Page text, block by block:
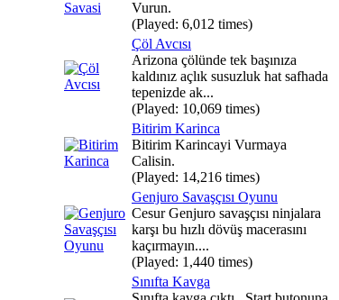
Vurun.
(Played: 6,012 times)
Çöl Avcısı
Arizona çölünde tek başınıza
kaldınız açlık susuzluk hat safhada
tepenizde ak...
(Played: 10,069 times)
Bitirim Karinca
Bitirim Karincayi Vurmaya
Calisin.
(Played: 14,216 times)
Genjuro Savaşçısı Oyunu
Cesur Genjuro savaşçısı ninjalara
karşı bu hızlı dövüş macerasını
kaçırmayın....
(Played: 1,440 times)
Sınıfta Kavga